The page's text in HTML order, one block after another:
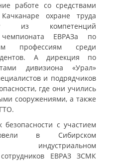
работе со средствами
охране труда
из компетенций
чемпионата ЕВРАЗа по
профессиям среди
А дирекция по
дивизиона «Урал»
и подрядчиков
где они учились
сооружениями, а также
безопасности с участием
в Сибирском
индустриальном
ЕВРАЗ ЗСМК